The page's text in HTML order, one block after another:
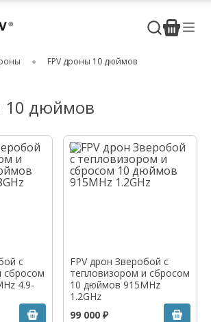
FPV дроны 10 дюймов
10 дюймов
с
сбросом
4.9-
FPV дрон Зверобой с
тепловизором и сбросом
10 дюймов 915MHz
1.2GHz
99 000 ₽